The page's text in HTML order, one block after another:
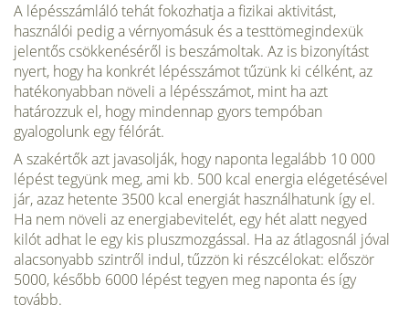
A lépésszámláló tehát fokozhatja a fizikai aktivitást,
használói pedig a vérnyomásuk és a testtömegindexük
jelentős csökkenéséről is beszámoltak. Az is bizonyítást
nyert, hogy ha konkrét lépésszámot tűzünk ki célként, az
hatékonyabban növeli a lépésszámot, mint ha azt
határozzuk el, hogy mindennap gyors tempóban
gyalogolunk egy félórát.
A szakértők azt javasolják, hogy naponta legalább 10 000
lépést tegyünk meg, ami kb. 500 kcal energia elégetésével
jár, azaz hetente 3500 kcal energiát használhatunk így el.
Ha nem növeli az energiabevitelét, egy hét alatt negyed
kilót adhat le egy kis pluszmozgással. Ha az átlagosnál jóval
alacsonyabb szintről indul, tűzzön ki részcélokat: először
5000, később 6000 lépést tegyen meg naponta és így
tovább.